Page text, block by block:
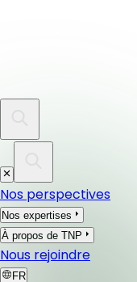
Nos perspectives
Nos expertises
À propos de TNP
Nous rejoindre
FR